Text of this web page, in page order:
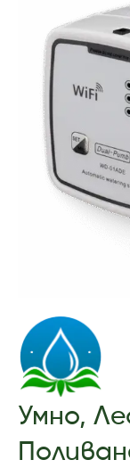
Умно,